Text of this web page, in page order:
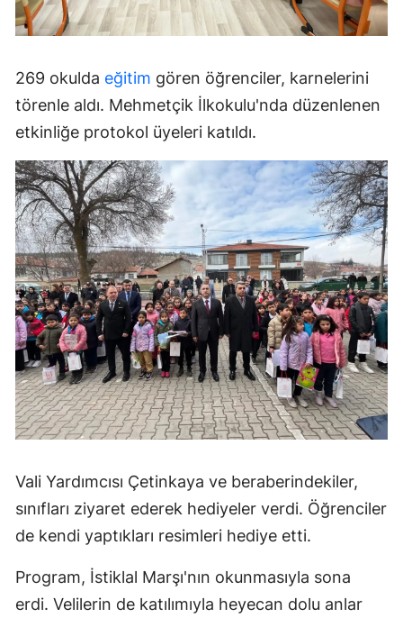
269 okulda eğitim gören öğrenciler, karnelerini
törenle aldı. Mehmetçik İlkokulu'nda düzenlenen
etkinliğe protokol üyeleri katıldı.
Vali Yardımcısı Çetinkaya ve beraberindekiler,
sınıfları ziyaret ederek hediyeler verdi. Öğrenciler
de kendi yaptıkları resimleri hediye etti.
Program, İstiklal Marşı'nın okunmasıyla sona
erdi. Velilerin de katılımıyla heyecan dolu anlar